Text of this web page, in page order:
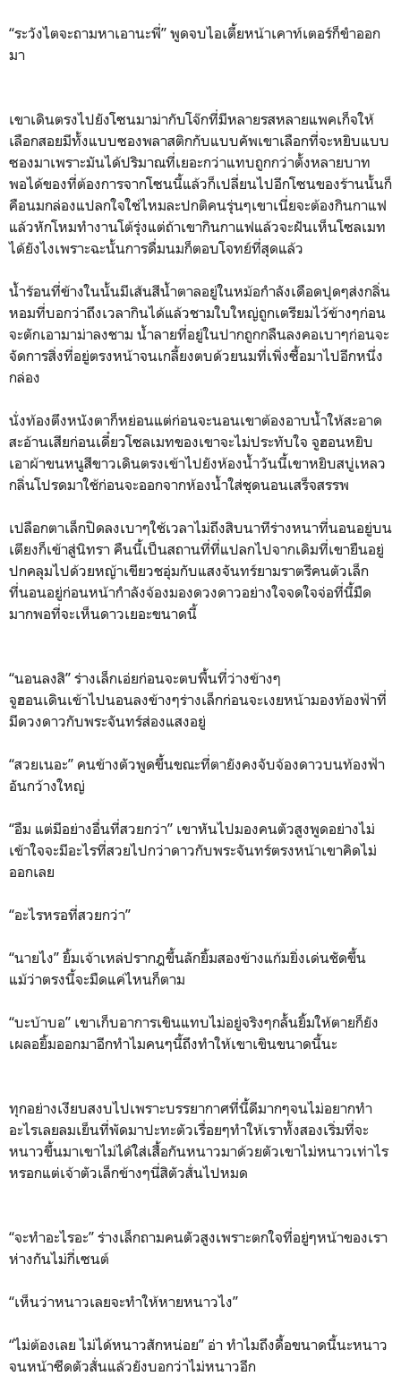
“ระวังไตจะถามหาเอานะพี่” พูดจบไอเตี้ยหน้าเคาท์เตอร์ก็ขำออก
มา
เขาเดินตรงไปยังโซนมาม่ากับโจ๊กที่มีหลายรสหลายแพคเก็จให้
เลือกสอยมีทั้งแบบซองพลาสติกกับแบบคัพเขาเลือกที่จะหยิบแบบ
ซองมาเพราะมันได้ปริมาณที่เยอะกว่าแทบถูกกว่าตั้งหลายบาท
พอได้ของที่ต้องการจากโซนนี้แล้วก็เปลี่ยนไปอีกโซนของร้านนั้นก็
คือนมกล่องแปลกใจใช่ไหมละปกติคนรุ่นๆเขาเนี่ยจะต้องกินกาแฟ
แล้วหักโหมทำงานโต้รุ่งแต่ถ้าเขากินกาแฟแล้วจะฝันเห็นโซลเมท
ได้ยังไงเพราะฉะนั้นการดื่มนมก็ตอบโจทย์ที่สุดแล้ว
น้ำร้อนที่ข้างในนั้นมีเส้นสีน้ำตาลอยู่ในหม้อกำลังเดือดปุดๆส่งกลิ่น
หอมที่บอกว่าถึงเวลากินได้แล้วชามใบใหญ่ถูกเตรียมไว้ข้างๆก่อน
จะตักเอามาม่าลงชาม น้ำลายที่อยู่ในปากถูกกลืนลงคอเบาๆก่อนจะ
จัดการสิ่งที่อยู่ตรงหน้าจนเกลี้ยงตบด้วยนมที่เพิ่งซื้อมาไปอีกหนึ่ง
กล่อง
นั่งท้องตึงหนังตาก็หย่อนแต่ก่อนจะนอนเขาต้องอาบน้ำให้สะอาด
สะอ้านเสียก่อนเดี๋ยวโซลเมทของเขาจะไม่ประทับใจ จูฮอนหยิบ
เอาผ้าขนหนูสีขาวเดินตรงเข้าไปยังห้องน้ำวันนี้เขาหยิบสบู่เหลว
กลิ่นโปรดมาใช้ก่อนจะออกจากห้องน้ำใส่ชุดนอนเสร็จสรรพ
เปลือกตาเล็กปิดลงเบาๆใช้เวลาไม่ถึงสิบนาทีร่างหนาที่นอนอยู่บน
เตียงก็เข้าสู่นิทรา คืนนี้เป็นสถานที่ที่แปลกไปจากเดิมที่เขายืนอยู่
ปกคลุมไปด้วยหญ้าเขียวชอุ่มกับแสงจันทร์ยามราตรีคนตัวเล็ก
ที่นอนอยู่ก่อนหน้ากำลังจ้องมองดวงดาวอย่างใจจดใจจ่อที่นี้มืด
มากพอที่จะเห็นดาวเยอะขนาดนี้
“นอนลงสิ” ร่างเล็กเอ่ยก่อนจะตบพื้นที่ว่างข้างๆ
จูฮอนเดินเข้าไปนอนลงข้างๆร่างเล็กก่อนจะเงยหน้ามองท้องฟ้าที่
มีดวงดาวกับพระจันทร์ส่องแสงอยู่
“สวยเนอะ” คนข้างตัวพูดขึ้นขณะที่ตายังคงจับจ้องดาวบนท้องฟ้า
อันกว้างใหญ่
“อืม แต่มีอย่างอื่นที่สวยกว่า” เขาหันไปมองคนตัวสูงพูดอย่างไม่
เข้าใจจะมีอะไรที่สวยไปกว่าดาวกับพระจันทร์ตรงหน้าเขาคิดไม่
ออกเลย
“อะไรหรอที่สวยกว่า”
“นายไง” ยิ้มเจ้าเหล่ปรากฎขึ้นลักยิ้มสองข้างแก้มยิ่งเด่นชัดขึ้น
แม้ว่าตรงนี้จะมืดแค่ไหนก็ตาม
“บะบ้าบอ” เขาเก็บอาการเขินแทบไม่อยู่จริงๆกลั้นยิ้มให้ตายก็ยัง
เผลอยิ้มออกมาอีกทำไมคนๆนี้ถึงทำให้เขาเขินขนาดนี้นะ
ทุกอย่างเงียบสงบไปเพราะบรรยากาศที่นี้ดีมากๆจนไม่อยากทำ
อะไรเลยลมเย็นที่พัดมาปะทะตัวเรื่อยๆทำให้เราทั้งสองเริ่มที่จะ
หนาวขึ้นมาเขาไม่ได้ใส่เสื้อกันหนาวมาด้วยตัวเขาไม่หนาวเท่าไร
หรอกแต่เจ้าตัวเล็กข้างๆนี่สิตัวสั่นไปหมด
“จะทำอะไรอะ” ร่างเล็กถามคนตัวสูงเพราะตกใจที่อยู่ๆหน้าของเรา
ห่างกันไม่กี่เซนต์
“เห็นว่าหนาวเลยจะทำให้หายหนาวไง”
“ไม่ต้องเลย ไม่ได้หนาวสักหน่อย” อ่า ทำไมถึงดื้อขนาดนี้นะหนาว
จนหน้าซีดตัวสั่นแล้วยังบอกว่าไม่หนาวอีก